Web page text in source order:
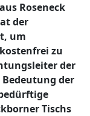
Roseneck
der
um
zu
der
der
Tischs